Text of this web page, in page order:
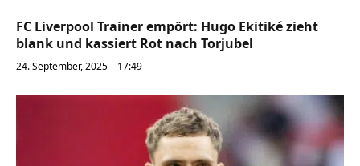
FC Liverpool Trainer empört: Hugo Ekitiké zieht
blank und kassiert Rot nach Torjubel
24. September, 2025 – 17:49